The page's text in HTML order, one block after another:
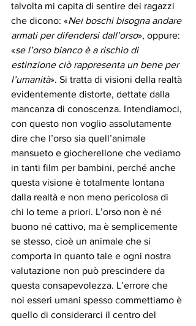
talvolta mi capita di sentire dei ragazzi
che dicono: «Nei boschi bisogna andare
armati per difendersi dall’orso», oppure:
«se l’orso bianco è a rischio di
estinzione ciò rappresenta un bene per
l’umanità». Si tratta di visioni della realtà
evidentemente distorte, dettate dalla
mancanza di conoscenza. Intendiamoci,
con questo non voglio assolutamente
dire che l’orso sia quell’animale
mansueto e giocherellone che vediamo
in tanti film per bambini, perché anche
questa visione è totalmente lontana
dalla realtà e non meno pericolosa di
chi lo teme a priori. L’orso non è né
buono né cattivo, ma è semplicemente
se stesso, cioè un animale che si
comporta in quanto tale e ogni nostra
valutazione non può prescindere da
questa consapevolezza. L’errore che
noi esseri umani spesso commettiamo è
quello di considerarci il centro del